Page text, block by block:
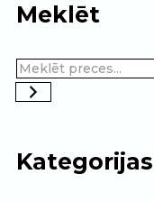
Meklēt
Kategorijas